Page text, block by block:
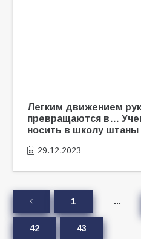
Легким движением
превращаются в…
носить в школу
29.12.2023
1 …
42 43